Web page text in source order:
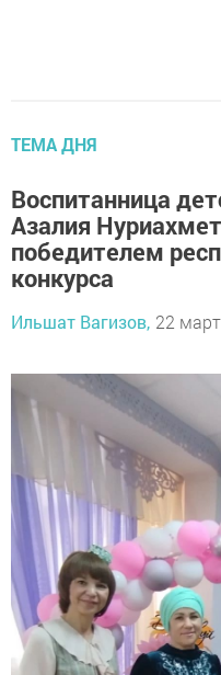
ТЕМА ДНЯ
Воспитанница
Азалия
победителем
конкурса
Ильшат Вагизов, 22